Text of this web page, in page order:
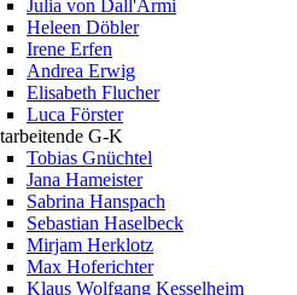
Julia von Dall'Armi
Heleen Döbler
Irene Erfen
Andrea Erwig
Elisabeth Flucher
Luca Förster
G-K
Tobias Gnüchtel
Jana Hameister
Sabrina Hanspach
Sebastian Haselbeck
Mirjam Herklotz
Max Hoferichter
Klaus Wolfgang Kesselheim